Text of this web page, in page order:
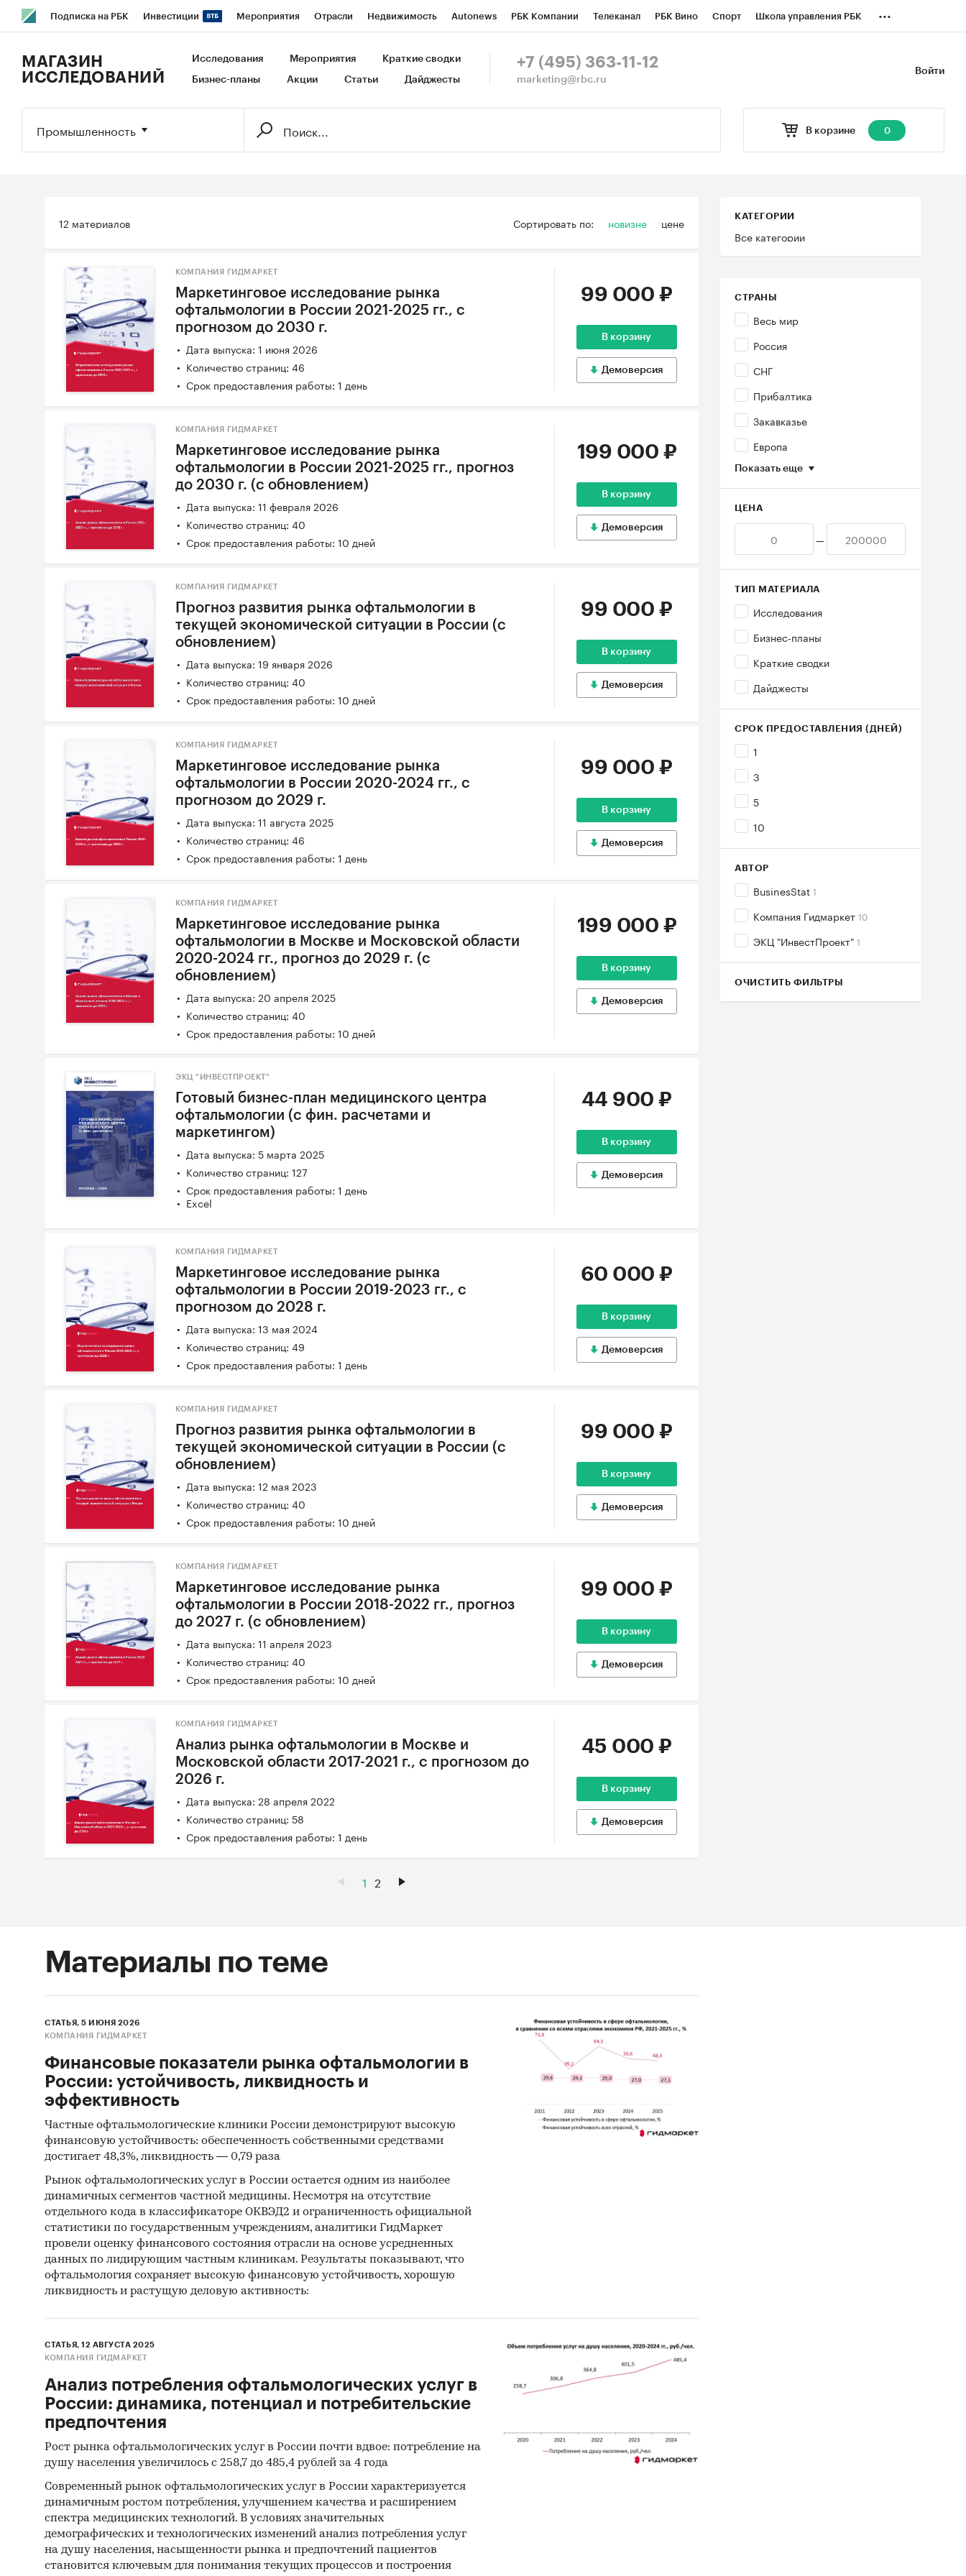
Подписка на РБК Инвестиции Мероприятия Отрасли Недвижимость Autonews РБК Компании Телеканал РБК Вино Спорт Школа управления РБК
Исследования Кредитные рейтинги Франшизы Газета Спецпроекты СПб Конференции СПб Спецпроекты
...
Войти
МАГАЗИН
ИССЛЕДОВАНИЙ
Исследования Мероприятия Краткие сводки
Бизнес-планы Акции Статьи Дайджесты
+7 (495) 363-11-12
marketing@rbc.ru
В корзине 0
Промышленность
Сортировать по: новизне цене
12 материалов КАТЕГОРИИ
Все категории
СТРАНЫ
Весь мир
Россия
СНГ
Прибалтика
Закавказье
Европа
Показать еще
ЦЕНА
—
ТИП МАТЕРИАЛА
Исследования
Бизнес-планы
Краткие сводки
Дайджесты
СРОК ПРЕДОСТАВЛЕНИЯ (ДНЕЙ)
1
3
5
10
АВТОР
BusinesStat 1
Компания Гидмаркет 10
ЭКЦ "ИнвестПроект" 1
ОЧИСТИТЬ ФИЛЬТРЫ
КОМПАНИЯ ГИДМАРКЕТ
Маркетинговое исследование рынка
офтальмологии в России 2021-2025 гг., с
прогнозом до 2030 г.
Дата выпуска: 1 июня 2026
Количество страниц: 46
Срок предоставления работы: 1 день
99 000 ₽
В корзину
Демоверсия
КОМПАНИЯ ГИДМАРКЕТ
Маркетинговое исследование рынка
офтальмологии в России 2021-2025 гг., прогноз
до 2030 г. (с обновлением)
Дата выпуска: 11 февраля 2026
Количество страниц: 40
Срок предоставления работы: 10 дней
199 000 ₽
В корзину
Демоверсия
КОМПАНИЯ ГИДМАРКЕТ
Прогноз развития рынка офтальмологии в
текущей экономической ситуации в России (с
обновлением)
Дата выпуска: 19 января 2026
Количество страниц: 40
Срок предоставления работы: 10 дней
99 000 ₽
В корзину
Демоверсия
КОМПАНИЯ ГИДМАРКЕТ
Маркетинговое исследование рынка
офтальмологии в России 2020-2024 гг., с
прогнозом до 2029 г.
Дата выпуска: 11 августа 2025
Количество страниц: 46
Срок предоставления работы: 1 день
99 000 ₽
В корзину
Демоверсия
КОМПАНИЯ ГИДМАРКЕТ
Маркетинговое исследование рынка
офтальмологии в Москве и Московской области
2020-2024 гг., прогноз до 2029 г. (с
обновлением)
Дата выпуска: 20 апреля 2025
Количество страниц: 40
Срок предоставления работы: 10 дней
199 000 ₽
В корзину
Демоверсия
ЭКЦ "ИНВЕСТПРОЕКТ"
Готовый бизнес-план медицинского центра
офтальмологии (с фин. расчетами и
маркетингом)
Дата выпуска: 5 марта 2025
Количество страниц: 127
Срок предоставления работы: 1 день
Excel
44 900 ₽
В корзину
Демоверсия
КОМПАНИЯ ГИДМАРКЕТ
Маркетинговое исследование рынка
офтальмологии в России 2019-2023 гг., с
прогнозом до 2028 г.
Дата выпуска: 13 мая 2024
Количество страниц: 49
Срок предоставления работы: 1 день
60 000 ₽
В корзину
Демоверсия
КОМПАНИЯ ГИДМАРКЕТ
Прогноз развития рынка офтальмологии в
текущей экономической ситуации в России (с
обновлением)
Дата выпуска: 12 мая 2023
Количество страниц: 40
Срок предоставления работы: 10 дней
99 000 ₽
В корзину
Демоверсия
КОМПАНИЯ ГИДМАРКЕТ
Маркетинговое исследование рынка
офтальмологии в России 2018-2022 гг., прогноз
до 2027 г. (с обновлением)
Дата выпуска: 11 апреля 2023
Количество страниц: 40
Срок предоставления работы: 10 дней
99 000 ₽
В корзину
Демоверсия
КОМПАНИЯ ГИДМАРКЕТ
Анализ рынка офтальмологии в Москве и
Московской области 2017-2021 г., с прогнозом до
2026 г.
Дата выпуска: 28 апреля 2022
Количество страниц: 58
Срок предоставления работы: 1 день
45 000 ₽
В корзину
Демоверсия
1 2
Материалы по теме
СТАТЬЯ, 5 ИЮНЯ 2026
КОМПАНИЯ ГИДМАРКЕТ
Финансовые показатели рынка офтальмологии в
России: устойчивость, ликвидность и
эффективность
Частные офтальмологические клиники России демонстрируют высокую
финансовую устойчивость: обеспеченность собственными средствами
достигает 48,3%, ликвидность — 0,79 раза
Рынок офтальмологических услуг в России остается одним из наиболее
динамичных сегментов частной медицины. Несмотря на отсутствие
отдельного кода в классификаторе ОКВЭД2 и ограниченность официальной
статистики по государственным учреждениям, аналитики ГидМаркет
провели оценку финансового состояния отрасли на основе усредненных
данных по лидирующим частным клиникам. Результаты показывают, что
офтальмология сохраняет высокую финансовую устойчивость, хорошую
ликвидность и растущую деловую активность:
СТАТЬЯ, 12 АВГУСТА 2025
КОМПАНИЯ ГИДМАРКЕТ
Анализ потребления офтальмологических услуг в
России: динамика, потенциал и потребительские
предпочтения
Рост рынка офтальмологических услуг в России почти вдвое: потребление на
душу населения увеличилось с 258,7 до 485,4 рублей за 4 года
Современный рынок офтальмологических услуг в России характеризуется
динамичным ростом потребления, улучшением качества и расширением
спектра медицинских технологий. В условиях значительных
демографических и технологических изменений анализ потребления услуг
на душу населения, насыщенности рынка и предпочтений пациентов
становится ключевым для понимания текущих процессов и построения